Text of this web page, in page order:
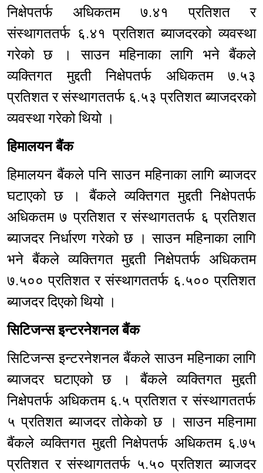
निक्षेपतर्फ अधिकतम ७.४१ प्रतिशत र
संस्थागततर्फ ६.४१ प्रतिशत ब्याजदरको व्यवस्था
गरेको छ । साउन महिनाका लागि भने बैंकले
व्यक्तिगत मुद्दती निक्षेपतर्फ अधिकतम ७.५३
प्रतिशत र संस्थागततर्फ ६.५३ प्रतिशत ब्याजदरको
व्यवस्था गरेको थियो ।
हिमालयन बैंक
हिमालयन बैंकले पनि साउन महिनाका लागि ब्याजदर
घटाएको छ । बैंकले व्यक्तिगत मुद्दती निक्षेपतर्फ
अधिकतम ७ प्रतिशत र संस्थागततर्फ ६ प्रतिशत
ब्याजदर निर्धारण गरेको छ । साउन महिनाका लागि
भने बैंकले व्यक्तिगत मुद्दती निक्षेपतर्फ अधिकतम
७.५०० प्रतिशत र संस्थागततर्फ ६.५०० प्रतिशत
ब्याजदर दिएको थियो ।
सिटिजन्स इन्टरनेशनल बैंक
सिटिजन्स इन्टरनेशनल बैंकले साउन महिनाका लागि
ब्याजदर घटाएको छ । बैंकले व्यक्तिगत मुद्दती
निक्षेपतर्फ अधिकतम ६.५ प्रतिशत र संस्थागततर्फ
५ प्रतिशत ब्याजदर तोकेको छ । साउन महिनामा
बैंकले व्यक्तिगत मुद्दती निक्षेपतर्फ अधिकतम ६.७५
प्रतिशत र संस्थागततर्फ ५.५० प्रतिशत ब्याजदर